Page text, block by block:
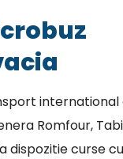
international
Romfour,
dispozitie curse